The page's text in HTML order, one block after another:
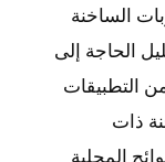
الساخنة
الحاجة إلى
التطبيقات
ذات
المحلية